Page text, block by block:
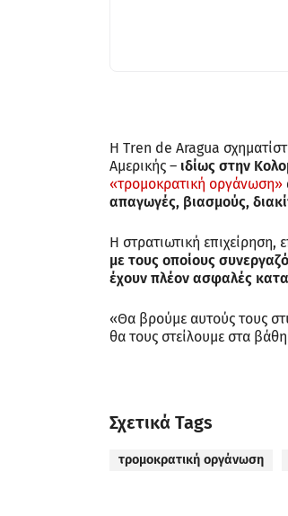
Η Tren de Aragua
Αμερικής – ιδίως στην
«τρομοκρατική οργάνωση»
απαγωγές, βιασμούς,
Η στρατιωτική επιχείρηση,
με τους οποίους
έχουν πλέον ασφαλές
«Θα βρούμε αυτούς τους
θα τους στείλουμε στα
Σχετικά Tags
τρομοκρατική οργάνωση